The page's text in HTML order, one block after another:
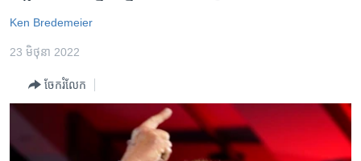
ទំព័រ​
ព័ត៌មាន​​
រំលង​
ចូល​
ព្រឹត្តិការណ៍ព័ត៌មាន
ទូរទស្សន៍ / វីដេអូ​
វិទ្យុ / ផតខាសថ៍
Ken Bredemeier
23 មិថុនា 2022
ចែករំលែក